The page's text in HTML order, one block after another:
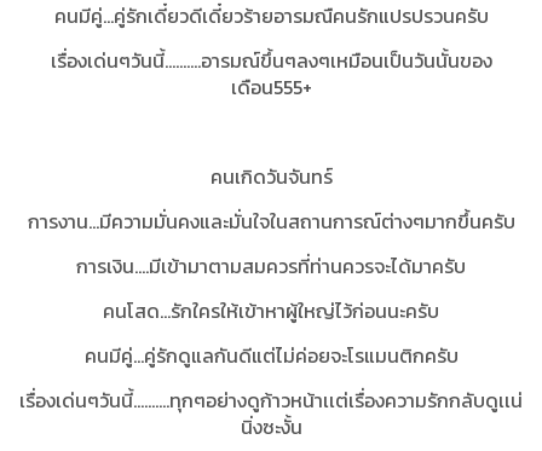
คนมีคู่...คู่รักเดี๋ยวดีเดี๋ยวร้ายอารมณืคนรักแปรปรวนครับ
เรื่องเด่นๆวันนี้..........อารมณ์ขึ้นๆลงๆเหมือนเป็นวันนั้นของ
เดือน555+
คนเกิดวันจันทร์
การงาน...มีความมั่นคงและมั่นใจในสถานการณ์ต่างๆมากขึ้นครับ
การเงิน....มีเข้ามาตามสมควรที่ท่านควรจะได้มาครับ
คนโสด...รักใครให้เข้าหาผู้ใหญ่ไว้ก่อนนะครับ
คนมีคู่...คู่รักดูแลกันดีแต่ไม่ค่อยจะโรแมนติกครับ
เรื่องเด่นๆวันนี้..........ทุกๆอย่างดูก้าวหน้าเเต่เรื่องความรักกลับดูเเน่
นิ่งซะงั้น